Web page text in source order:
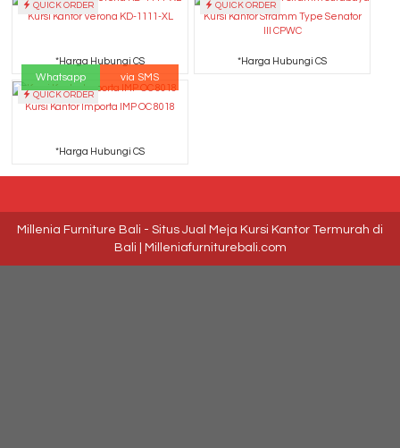
QUICK ORDER
Kursi Kantor Verona KD-1111-XL
*Harga Hubungi CS
QUICK ORDER
Kursi Kantor Stramm Type Senator
III CPWC
*Harga Hubungi CS
QUICK ORDER
Whatsapp via SMS
Kursi Kantor Importa IMP OC 8018
*Harga Hubungi CS
Millenia Furniture Bali - Situs Jual Meja Kursi Kantor Termurah di
Bali | Milleniafurniturebali.com